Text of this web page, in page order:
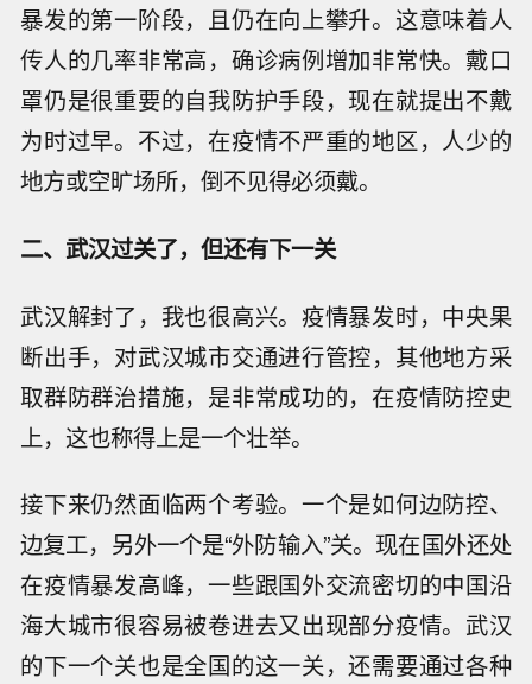
暴发的第一阶段，且仍在向上攀升。这意味着人
传人的几率非常高，确诊病例增加非常快。戴口
罩仍是很重要的自我防护手段，现在就提出不戴
为时过早。不过，在疫情不严重的地区，人少的
地方或空旷场所，倒不见得必须戴。
二、武汉过关了，但还有下一关
武汉解封了，我也很高兴。疫情暴发时，中央果
断出手，对武汉城市交通进行管控，其他地方采
取群防群治措施，是非常成功的，在疫情防控史
上，这也称得上是一个壮举。
接下来仍然面临两个考验。一个是如何边防控、
边复工，另外一个是“外防输入”关。现在国外还处
在疫情暴发高峰，一些跟国外交流密切的中国沿
海大城市很容易被卷进去又出现部分疫情。武汉
的下一个关也是全国的这一关，还需要通过各种